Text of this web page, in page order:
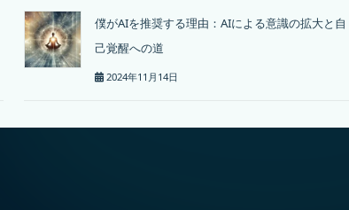
僕がAIを推奨する理由：AIによる意識の拡大と自
己覚醒への道
2024年11月14日